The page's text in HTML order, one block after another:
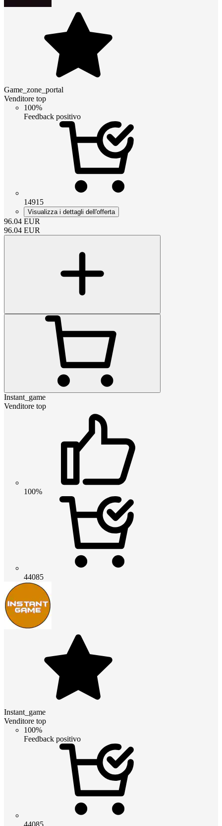
Game_zone_portal
Venditore top
100%
Feedback positivo
14915
Visualizza i dettagli dell'offerta
96.04 EUR
96.04 EUR
Instant_game
Venditore top
100%
44085
Instant_game
Venditore top
100%
Feedback positivo
44085